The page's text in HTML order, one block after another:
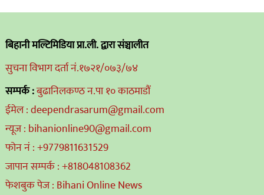
बिहानी मल्टिमिडिया प्रा.ली. द्वारा संञ्चालीत
सुचना विभाग दर्ता नं.१७२१/०७३/७४
सम्पर्क :बुढानिलकण्ठ न.पा १० काठमाडौं
ईमेल : deependrasarum@gmail.com
न्यूज : bihanionline90@gmail.com
फोन नं : +9779811631529
जापान सम्पर्क : +818048108362
फेशबुक पेज : Bihani Online News